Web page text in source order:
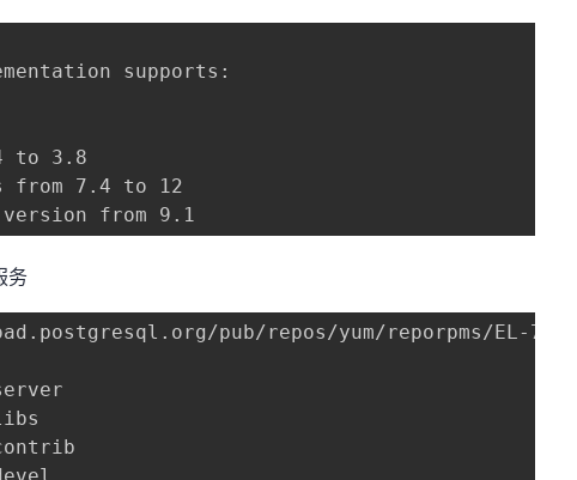
supports:
to 3.8
from 7.4 to 12
from 9.1
务
pub/repos/yum/reporpms/EL-7-